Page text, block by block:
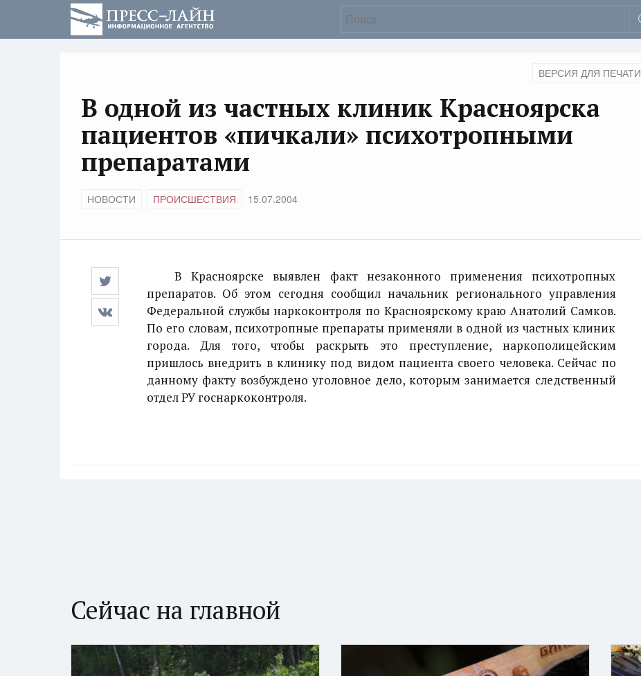
ВЕРСИЯ ДЛЯ ПЕЧАТИ
В одной из частных клиник Красноярска
пациентов «пичкали» психотропными
препаратами
НОВОСТИ ПРОИСШЕСТВИЯ 15.07.2004
В Красноярске выявлен факт незаконного применения психотропных
препаратов. Об этом сегодня сообщил начальник регионального управления
Федеральной службы наркоконтроля по Красноярскому краю Анатолий Самков.
По его словам, психотропные препараты применяли в одной из частных клиник
города. Для того, чтобы раскрыть это преступление, наркополицейским
пришлось внедрить в клинику под видом пациента своего человека. Сейчас по
данному факту возбуждено уголовное дело, которым занимается следственный
отдел РУ госнаркоконтроля.
Сейчас на главной